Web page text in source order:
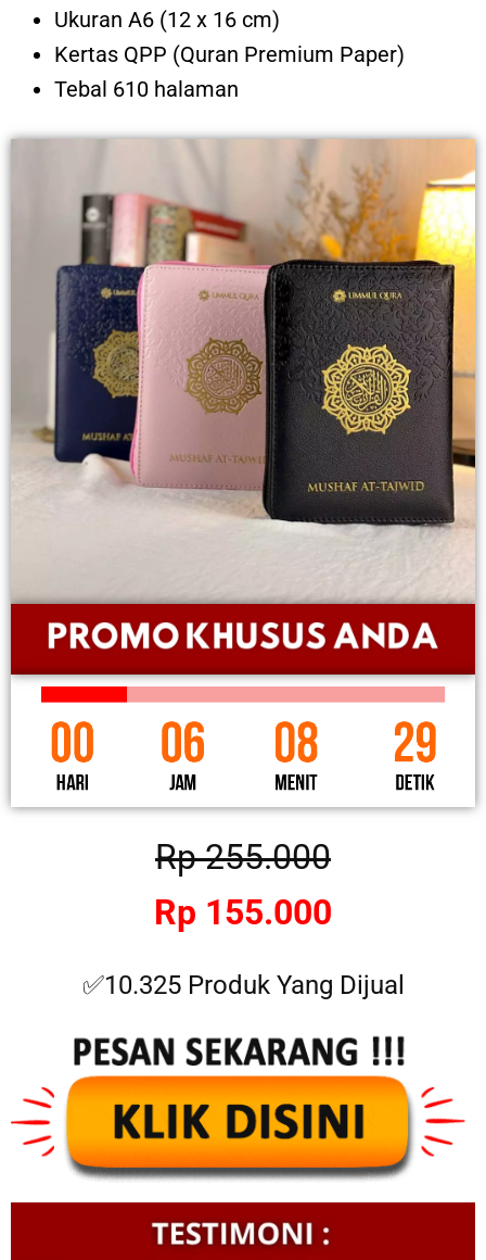
Ukuran A6 (12 x 16 cm)
Kertas QPP (Quran Premium Paper)
Tebal 610 halaman
Rp 255.000
Rp 155.000
✅10.325 Produk Yang Dijual